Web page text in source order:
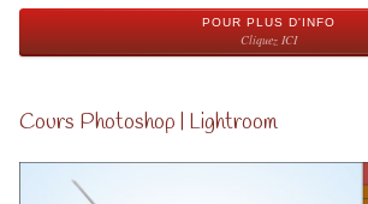
POUR PLUS D'INFO
Cliquez ICI
Cours Photoshop | Lightroom